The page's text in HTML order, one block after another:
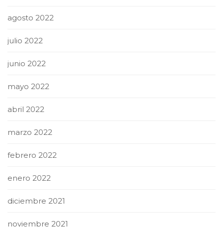
agosto 2022
julio 2022
junio 2022
mayo 2022
abril 2022
marzo 2022
febrero 2022
enero 2022
diciembre 2021
noviembre 2021